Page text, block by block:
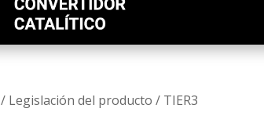
/ Legislación del producto / TIER3